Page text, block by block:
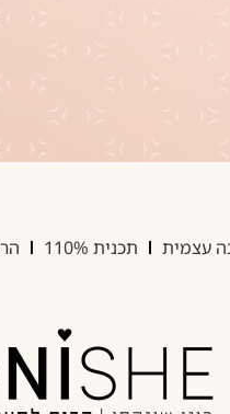
עצמית תכנית 110%